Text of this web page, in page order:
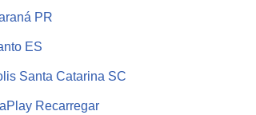
PR
ES
Santa Catarina SC
Recarregar